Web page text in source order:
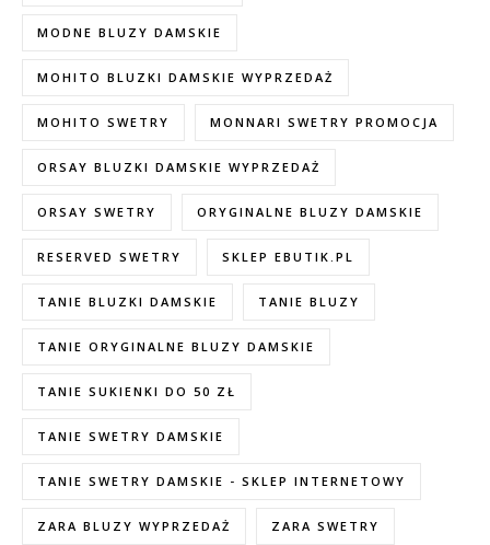
MODNE BLUZY DAMSKIE
MOHITO BLUZKI DAMSKIE WYPRZEDAŻ
MOHITO SWETRY MONNARI SWETRY PROMOCJA
ORSAY BLUZKI DAMSKIE WYPRZEDAŻ
ORSAY SWETRY ORYGINALNE BLUZY DAMSKIE
RESERVED SWETRY SKLEP EBUTIK.PL
TANIE BLUZKI DAMSKIE TANIE BLUZY
TANIE ORYGINALNE BLUZY DAMSKIE
TANIE SUKIENKI DO 50 ZŁ
TANIE SWETRY DAMSKIE
TANIE SWETRY DAMSKIE - SKLEP INTERNETOWY
ZARA BLUZY WYPRZEDAŻ ZARA SWETRY